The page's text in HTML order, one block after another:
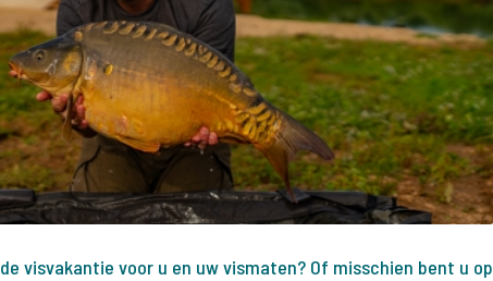
visvakantie voor u en uw vismaten? Of misschien bent u op